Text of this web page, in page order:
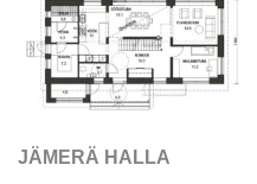
JÄMERÄ HALLA